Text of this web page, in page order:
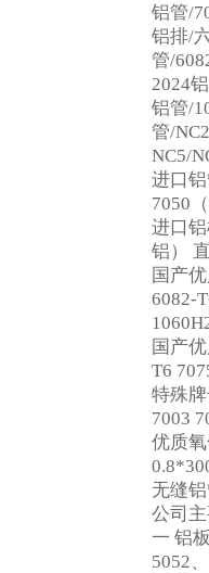
铝管/
铝排/
管/
2024
铝管/
管/
NC5/
进口
7050
进口
铝）
国产
6082-
国产
T6
特殊
7003
优质
无缝
公司
一 铝
5052